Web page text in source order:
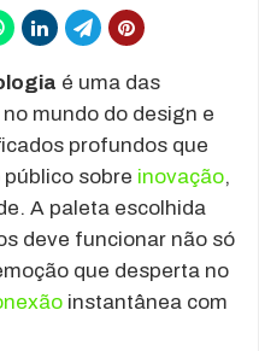
é uma das
mundo do design e
profundos que
sobre inovação,
A paleta escolhida
deve funcionar não só
que desperta no
instantânea com